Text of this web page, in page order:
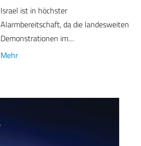
Israel ist in höchster
Alarmbereitschaft, da die landesweiten
Demonstrationen im…
Mehr